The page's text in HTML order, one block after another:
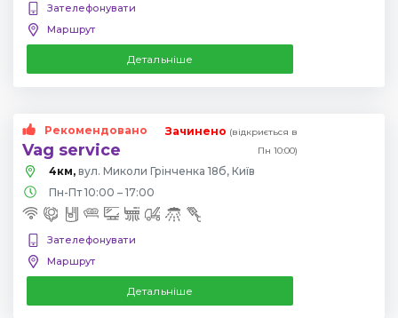
Зателефонувати
Маршрут
Детальніше
Рекомендовано
Vag service
Зачинено (відкриється в
Пн 10:00)
4км, вул. Миколи Грінченка 18б, Київ
Пн-Пт 10:00 – 17:00
Зателефонувати
Маршрут
Детальніше